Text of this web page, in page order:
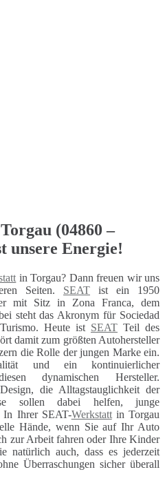
(04860 –
unsere Energie!
in Torgau? Dann freuen wir uns
Seiten. SEAT ist ein 1950
mit Sitz in Zona Franca, dem
steht das Akronym für Sociedad
Heute ist SEAT Teil des
damit zum größten Autohersteller
die Rolle der jungen Marke ein.
und ein kontinuierlicher
dynamischen Hersteller.
die Alltagstauglichkeit der
sollen dabei helfen, junge
In Ihrer SEAT-Werkstattin Torgau
Hände, wenn Sie auf Ihr Auto
zur Arbeit fahren oder Ihre Kinder
natürlich auch, dass es jederzeit
Überraschungen sicher überall